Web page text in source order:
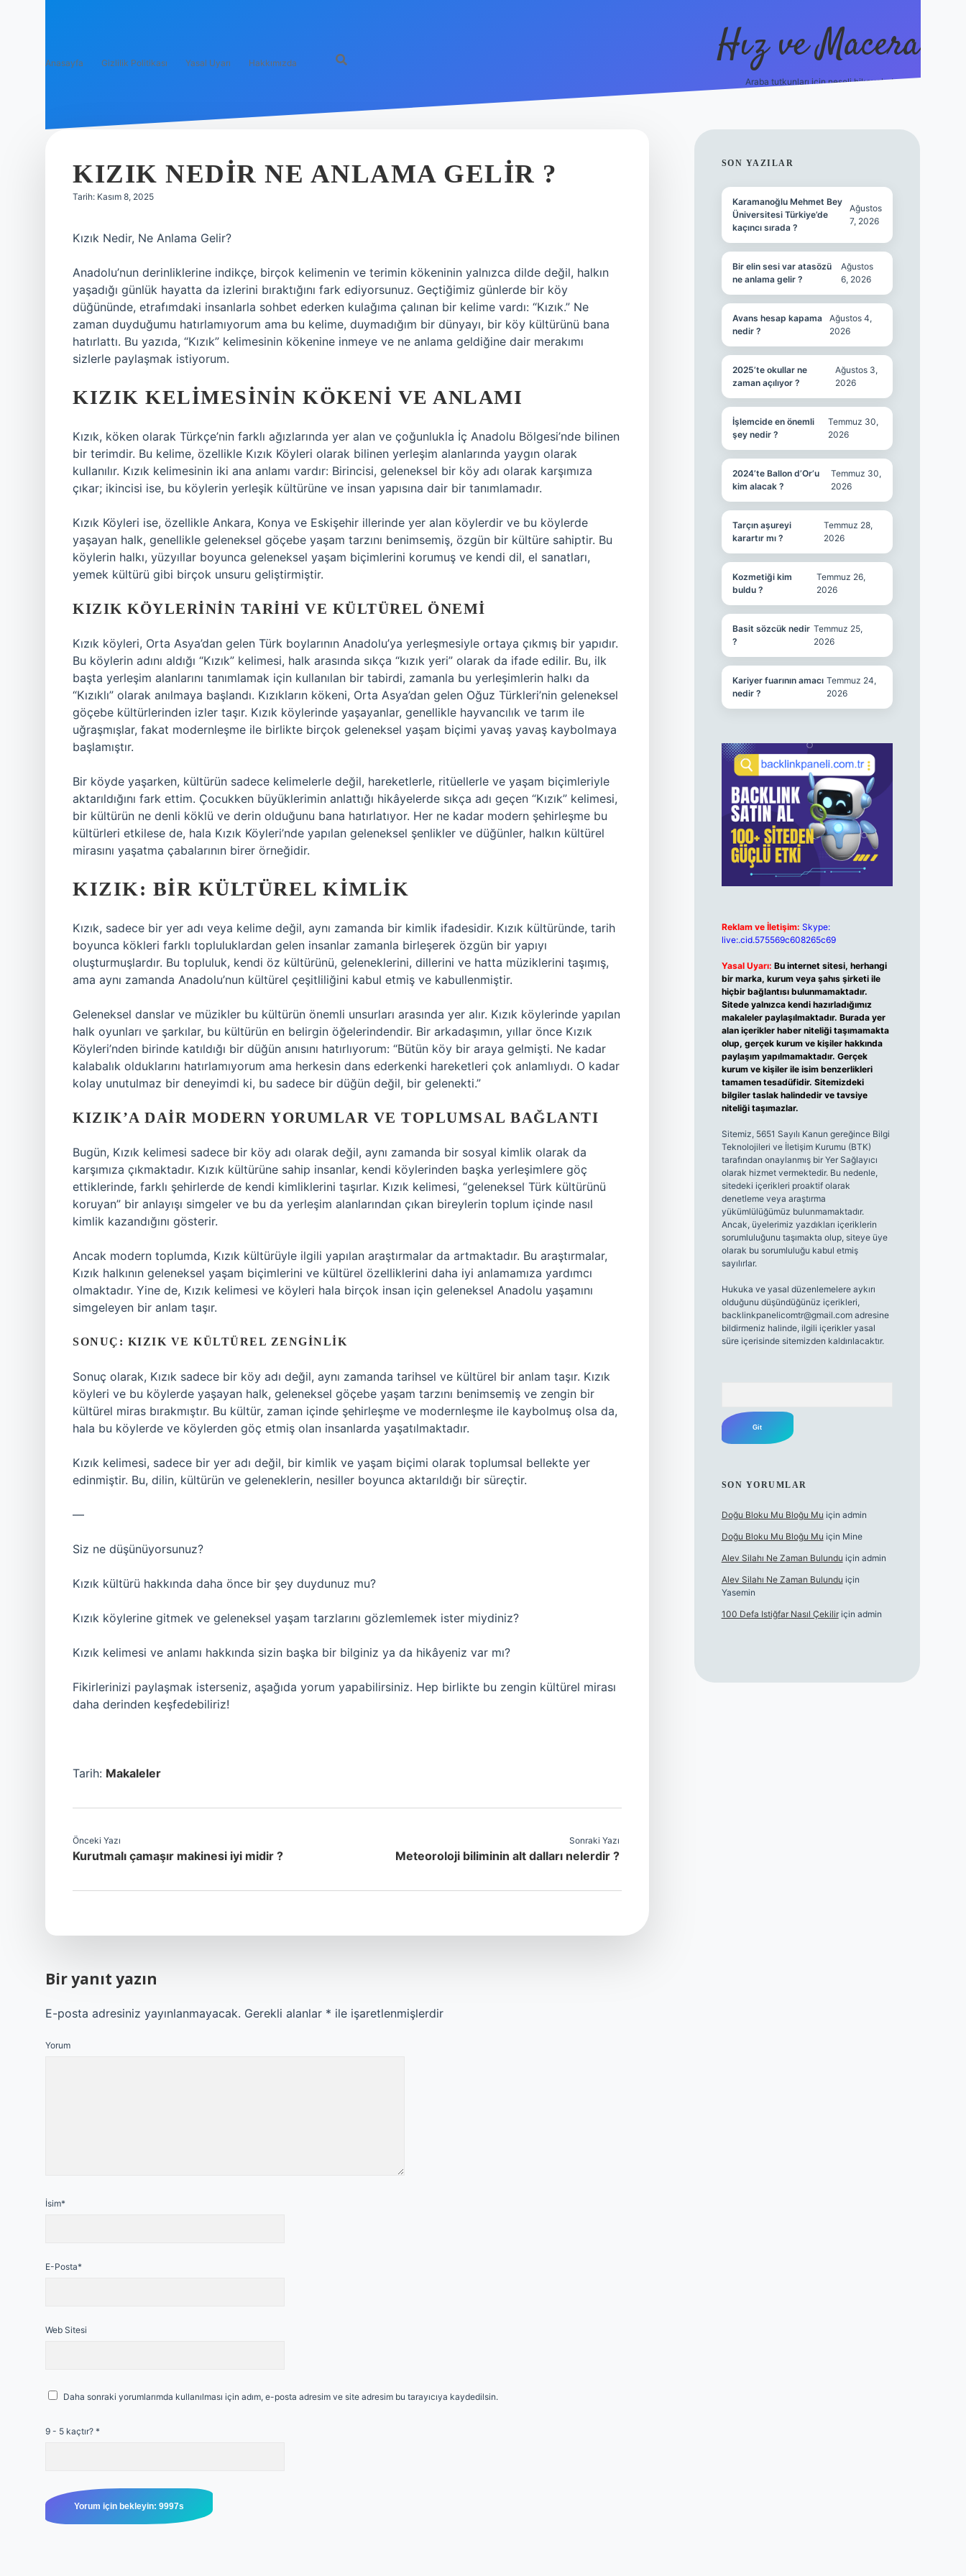
Anasayfa Gizlilik Politikası Yasal Uyarı Hakkımızda Hız ve Macera
Araba tutkunları için neşeli hikayeler!
KIZIK NEDIR NE ANLAMA GELIR ?
Tarih: Kasım 8, 2025
Kızık Nedir, Ne Anlama Gelir?
Anadolu’nun derinliklerine indikçe, birçok kelimenin ve terimin kökeninin yalnızca dilde değil, halkın
yaşadığı günlük hayatta da izlerini bıraktığını fark ediyorsunuz. Geçtiğimiz günlerde bir köy
düğününde, etrafımdaki insanlarla sohbet ederken kulağıma çalınan bir kelime vardı: “Kızık.” Ne
zaman duyduğumu hatırlamıyorum ama bu kelime, duymadığım bir dünyayı, bir köy kültürünü bana
hatırlattı. Bu yazıda, “Kızık” kelimesinin kökenine inmeye ve ne anlama geldiğine dair merakımı
sizlerle paylaşmak istiyorum.
KIZIK KELIMESININ KÖKENI VE ANLAMI
Kızık, köken olarak Türkçe’nin farklı ağızlarında yer alan ve çoğunlukla İç Anadolu Bölgesi’nde bilinen
bir terimdir. Bu kelime, özellikle Kızık Köyleri olarak bilinen yerleşim alanlarında yaygın olarak
kullanılır. Kızık kelimesinin iki ana anlamı vardır: Birincisi, geleneksel bir köy adı olarak karşımıza
çıkar; ikincisi ise, bu köylerin yerleşik kültürüne ve insan yapısına dair bir tanımlamadır.
Kızık Köyleri ise, özellikle Ankara, Konya ve Eskişehir illerinde yer alan köylerdir ve bu köylerde
yaşayan halk, genellikle geleneksel göçebe yaşam tarzını benimsemiş, özgün bir kültüre sahiptir. Bu
köylerin halkı, yüzyıllar boyunca geleneksel yaşam biçimlerini korumuş ve kendi dil, el sanatları,
yemek kültürü gibi birçok unsuru geliştirmiştir.
KIZIK KÖYLERININ TARIHI VE KÜLTÜREL ÖNEMI
Kızık köyleri, Orta Asya’dan gelen Türk boylarının Anadolu’ya yerleşmesiyle ortaya çıkmış bir yapıdır.
Bu köylerin adını aldığı “Kızık” kelimesi, halk arasında sıkça “kızık yeri” olarak da ifade edilir. Bu, ilk
başta yerleşim alanlarını tanımlamak için kullanılan bir tabirdi, zamanla bu yerleşimlerin halkı da
“Kızıklı” olarak anılmaya başlandı. Kızıkların kökeni, Orta Asya’dan gelen Oğuz Türkleri’nin geleneksel
göçebe kültürlerinden izler taşır. Kızık köylerinde yaşayanlar, genellikle hayvancılık ve tarım ile
uğraşmışlar, fakat modernleşme ile birlikte birçok geleneksel yaşam biçimi yavaş yavaş kaybolmaya
başlamıştır.
Bir köyde yaşarken, kültürün sadece kelimelerle değil, hareketlerle, ritüellerle ve yaşam biçimleriyle
aktarıldığını fark ettim. Çocukken büyüklerimin anlattığı hikâyelerde sıkça adı geçen “Kızık” kelimesi,
bir kültürün ne denli köklü ve derin olduğunu bana hatırlatıyor. Her ne kadar modern şehirleşme bu
kültürleri etkilese de, hala Kızık Köyleri’nde yapılan geleneksel şenlikler ve düğünler, halkın kültürel
mirasını yaşatma çabalarının birer örneğidir.
KIZIK: BIR KÜLTÜREL KIMLIK
Kızık, sadece bir yer adı veya kelime değil, aynı zamanda bir kimlik ifadesidir. Kızık kültüründe, tarih
boyunca kökleri farklı topluluklardan gelen insanlar zamanla birleşerek özgün bir yapıyı
oluşturmuşlardır. Bu topluluk, kendi öz kültürünü, geleneklerini, dillerini ve hatta müziklerini taşımış,
ama aynı zamanda Anadolu’nun kültürel çeşitliliğini kabul etmiş ve kabullenmiştir.
Geleneksel danslar ve müzikler bu kültürün önemli unsurları arasında yer alır. Kızık köylerinde yapılan
halk oyunları ve şarkılar, bu kültürün en belirgin öğelerindendir. Bir arkadaşımın, yıllar önce Kızık
Köyleri’nden birinde katıldığı bir düğün anısını hatırlıyorum: “Bütün köy bir araya gelmişti. Ne kadar
kalabalık olduklarını hatırlamıyorum ama herkesin dans ederkenki hareketleri çok anlamlıydı. O kadar
kolay unutulmaz bir deneyimdi ki, bu sadece bir düğün değil, bir gelenekti.”
KIZIK’A DAIR MODERN YORUMLAR VE TOPLUMSAL BAĞLANTI
Bugün, Kızık kelimesi sadece bir köy adı olarak değil, aynı zamanda bir sosyal kimlik olarak da
karşımıza çıkmaktadır. Kızık kültürüne sahip insanlar, kendi köylerinden başka yerleşimlere göç
ettiklerinde, farklı şehirlerde de kendi kimliklerini taşırlar. Kızık kelimesi, “geleneksel Türk kültürünü
koruyan” bir anlayışı simgeler ve bu da yerleşim alanlarından çıkan bireylerin toplum içinde nasıl
kimlik kazandığını gösterir.
Ancak modern toplumda, Kızık kültürüyle ilgili yapılan araştırmalar da artmaktadır. Bu araştırmalar,
Kızık halkının geleneksel yaşam biçimlerini ve kültürel özelliklerini daha iyi anlamamıza yardımcı
olmaktadır. Yine de, Kızık kelimesi ve köyleri hala birçok insan için geleneksel Anadolu yaşamını
simgeleyen bir anlam taşır.
SONUÇ: KIZIK VE KÜLTÜREL ZENGINLIK
Sonuç olarak, Kızık sadece bir köy adı değil, aynı zamanda tarihsel ve kültürel bir anlam taşır. Kızık
köyleri ve bu köylerde yaşayan halk, geleneksel göçebe yaşam tarzını benimsemiş ve zengin bir
kültürel miras bırakmıştır. Bu kültür, zaman içinde şehirleşme ve modernleşme ile kaybolmuş olsa da,
hala bu köylerde ve köylerden göç etmiş olan insanlarda yaşatılmaktadır.
Kızık kelimesi, sadece bir yer adı değil, bir kimlik ve yaşam biçimi olarak toplumsal bellekte yer
edinmiştir. Bu, dilin, kültürün ve geleneklerin, nesiller boyunca aktarıldığı bir süreçtir.
—
Siz ne düşünüyorsunuz?
Kızık kültürü hakkında daha önce bir şey duydunuz mu?
Kızık köylerine gitmek ve geleneksel yaşam tarzlarını gözlemlemek ister miydiniz?
Kızık kelimesi ve anlamı hakkında sizin başka bir bilginiz ya da hikâyeniz var mı?
Fikirlerinizi paylaşmak isterseniz, aşağıda yorum yapabilirsiniz. Hep birlikte bu zengin kültürel mirası
daha derinden keşfedebiliriz!
Tarih: Makaleler
Önceki Yazı
Kurutmalı çamaşır makinesi iyi midir ?
Sonraki Yazı
Meteoroloji biliminin alt dalları nelerdir ?
Bir yanıt yazın
E-posta adresiniz yayınlanmayacak. Gerekli alanlar * ile işaretlenmişlerdir
Yorum
İsim*
E-Posta*
Web Sitesi
Daha sonraki yorumlarımda kullanılması için adım, e-posta adresim ve site adresim bu tarayıcıya kaydedilsin.
9 - 5 kaçtır? *
SIDEBAR
SON YAZILAR
Karamanoğlu Mehmet Bey
Üniversitesi Türkiye’de
kaçıncı sırada ?
Ağustos
7, 2026
Bir elin sesi var atasözü
ne anlama gelir ?
Ağustos
6, 2026
Avans hesap kapama
nedir ?
Ağustos 4,
2026
2025’te okullar ne
zaman açılıyor ?
Ağustos 3,
2026
İşlemcide en önemli
şey nedir ?
Temmuz 30,
2026
2024’te Ballon d’Or’u
kim alacak ?
Temmuz 30,
2026
Tarçın aşureyi
karartır mı ?
Temmuz 28,
2026
Kozmetiği kim
buldu ?
Temmuz 26,
2026
Basit sözcük nedir
?
Temmuz 25,
2026
Kariyer fuarının amacı
nedir ?
Temmuz 24,
2026
Reklam ve İletişim: Skype:
live:.cid.575569c608265c69
Yasal Uyarı: Bu internet sitesi, herhangi
bir marka, kurum veya şahıs şirketi ile
hiçbir bağlantısı bulunmamaktadır.
Sitede yalnızca kendi hazırladığımız
makaleler paylaşılmaktadır. Burada yer
alan içerikler haber niteliği taşımamakta
olup, gerçek kurum ve kişiler hakkında
paylaşım yapılmamaktadır. Gerçek
kurum ve kişiler ile isim benzerlikleri
tamamen tesadüfidir. Sitemizdeki
bilgiler taslak halindedir ve tavsiye
niteliği taşımazlar.
Sitemiz, 5651 Sayılı Kanun gereğince Bilgi
Teknolojileri ve İletişim Kurumu (BTK)
tarafından onaylanmış bir Yer Sağlayıcı
olarak hizmet vermektedir. Bu nedenle,
sitedeki içerikleri proaktif olarak
denetleme veya araştırma
yükümlülüğümüz bulunmamaktadır.
Ancak, üyelerimiz yazdıkları içeriklerin
sorumluluğunu taşımakta olup, siteye üye
olarak bu sorumluluğu kabul etmiş
sayılırlar.
Hukuka ve yasal düzenlemelere aykırı
olduğunu düşündüğünüz içerikleri,
backlinkpanelicomtr@gmail.comadresine
bildirmeniz halinde, ilgili içerikler yasal
süre içerisinde sitemizden kaldırılacaktır.
SON YORUMLAR
Doğu Bloku Mu Bloğu Mu için admin
Doğu Bloku Mu Bloğu Mu için Mine
Alev Silahı Ne Zaman Bulundu için admin
Alev Silahı Ne Zaman Bulundu için
Yasemin
100 Defa Istiğfar Nasıl Çekiliriçin admin
hiltonbet güncel giriş